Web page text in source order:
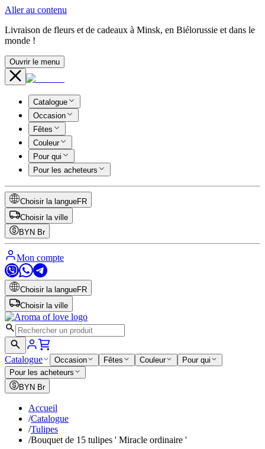
Aller au contenu
Livraison de fleurs et de cadeaux à Minsk, en Biélorussie et dans le
monde !
Ouvrir le menu
Catalogue
Occasion
Fêtes
Couleur
Pour qui
Pour les acheteurs
Choisir la langueFR
Choisir la ville
BYN Br
Mon compte
Choisir la langueFR
Choisir la ville
Catalogue Occasion Fêtes Couleur
Pour qui
Pour les acheteurs
BYN Br
Accueil
/Catalogue
/Tulipes
/Bouquet de 15 tulipes ' Miracle ordinaire '